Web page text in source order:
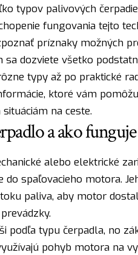
typov palivových
fungovania tejto
príznaky možných
sa dozviete všetko
typy až po praktické
ktoré vám
na ceste.
a ako funguje
alebo elektrické
do spaľovacieho motora.
paliva, aby motor
podľa typu čerpadla, no
pohyb motora na